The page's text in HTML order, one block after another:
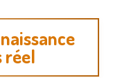
réel